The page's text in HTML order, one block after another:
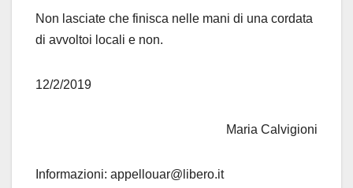
Non lasciate che finisca nelle mani di una cordata
di avvoltoi locali e non.
12/2/2019
Maria Calvigioni
Informazioni: appellouar@libero.it